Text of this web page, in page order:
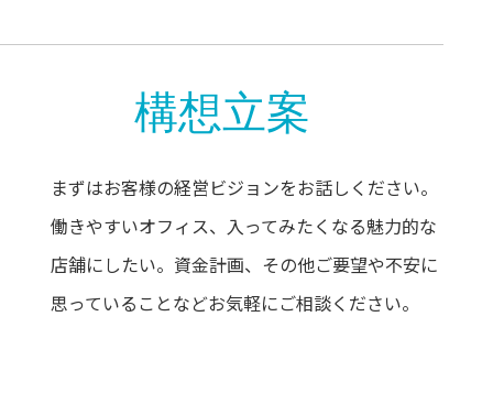
構想立案
まずはお客様の経営ビジョンをお話しください。
働きやすいオフィス、入ってみたくなる魅力的な
店舗にしたい。資金計画、その他ご要望や不安に
思っていることなどお気軽にご相談ください。